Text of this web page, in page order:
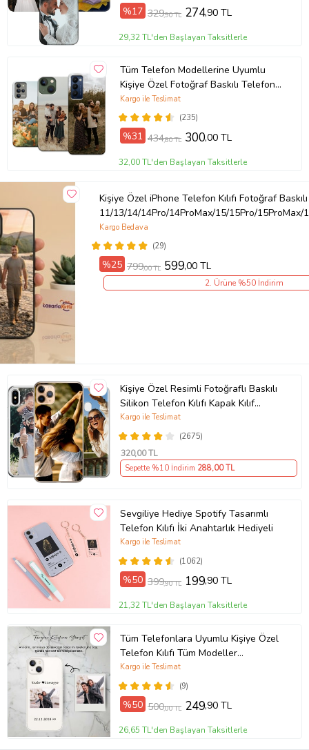
%17 329,90 TL 274,90 TL
29,32 TL'den Başlayan Taksitlerle
Tüm Telefon Modellerine Uyumlu
Kişiye Özel Fotoğraf Baskılı Telefon
Kılıfı
(235)
Kargo ile Teslimat
%31 434,80 TL 300,00 TL
32,00 TL'den Başlayan Taksitlerle
Kişiye Özel iPhone Telefon Kılıfı Fotoğraf Baskılı
11/13/14/14Pro/14ProMax/15/15Pro/
(29)
Kargo Bedava
%25 799,00 TL 599,00 TL
2. Ürüne %50 İndirim
Kişiye Özel Resimli Fotoğraflı Baskılı
Silikon Telefon Kılıfı Kapak Kılıf
(Telefon Modelleri Açıklamada)
(2675)
Kargo ile Teslimat
320,00 TL
Sepette %10 İndirim 288,00 TL
Sevgiliye Hediye Spotify Tasarımlı
Telefon Kılıfı İki Anahtarlık Hediyeli
(1062)
Kargo ile Teslimat
%50 399,90 TL 199,90 TL
21,32 TL'den Başlayan Taksitlerle
Tüm Telefonlara Uyumlu Kişiye Özel
Telefon Kılıfı Tüm Modeller
Açıklamada
(9)
Kargo ile Teslimat
%50 500,00 TL 249,90 TL
26,65 TL'den Başlayan Taksitlerle